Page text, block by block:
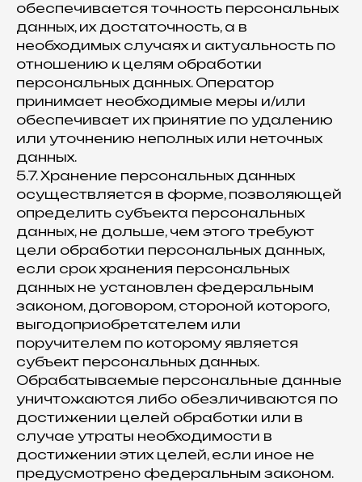
обеспечивается точность персональных
данных, их достаточность, а в
необходимых случаях и актуальность по
отношению к целям обработки
персональных данных. Оператор
принимает необходимые меры и/или
обеспечивает их принятие по удалению
или уточнению неполных или неточных
данных.
5.7. Хранение персональных данных
осуществляется в форме, позволяющей
определить субъекта персональных
данных, не дольше, чем этого требуют
цели обработки персональных данных,
если срок хранения персональных
данных не установлен федеральным
законом, договором, стороной которого,
выгодоприобретателем или
поручителем по которому является
субъект персональных данных.
Обрабатываемые персональные данные
уничтожаются либо обезличиваются по
достижении целей обработки или в
случае утраты необходимости в
достижении этих целей, если иное не
предусмотрено федеральным законом.